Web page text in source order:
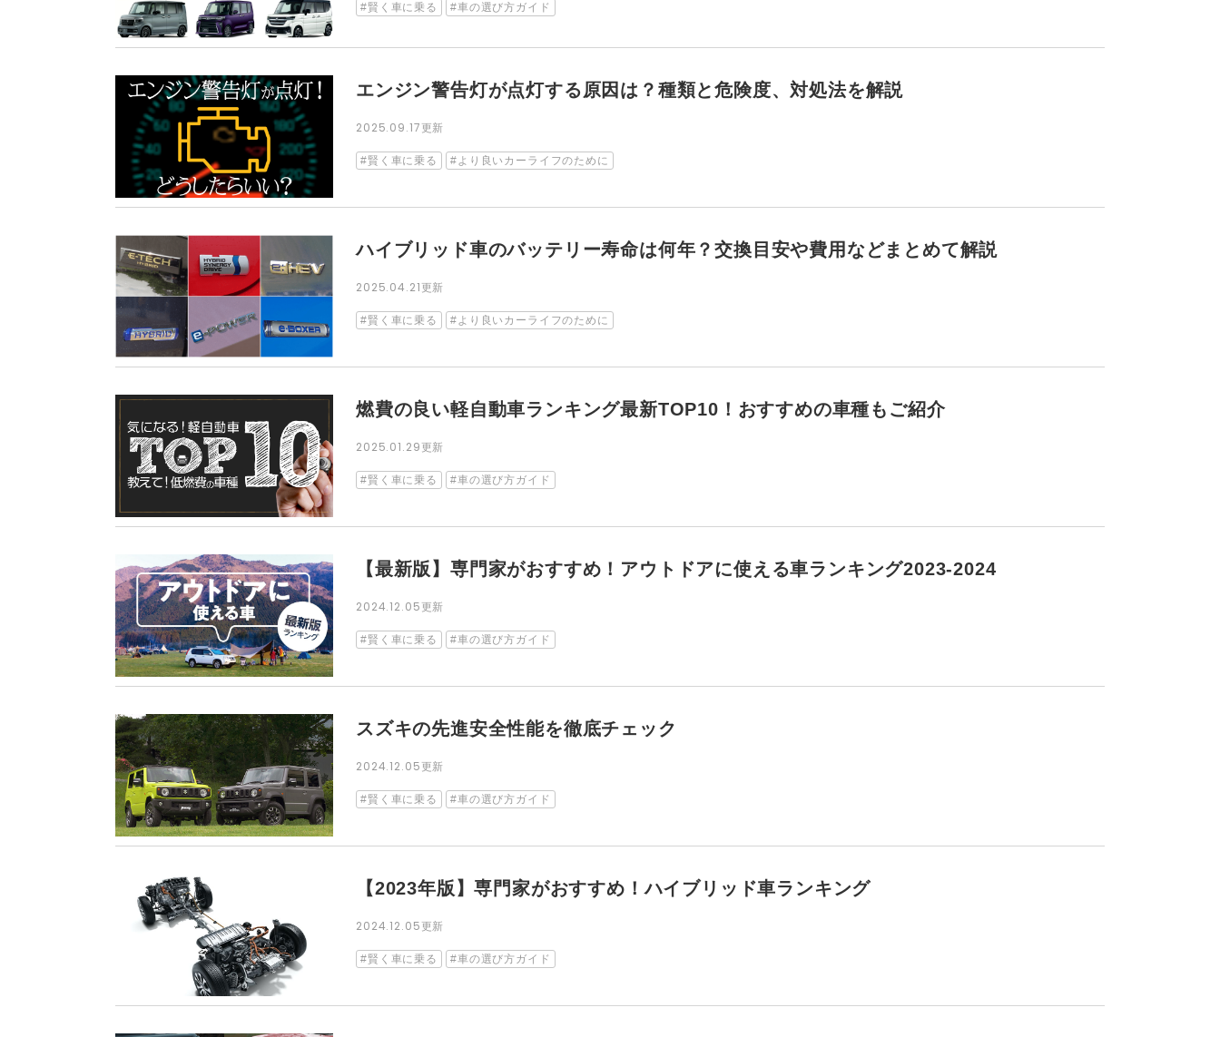
賢く車に乗る 車の選び方ガイド
エンジン警告灯が点灯する原因は？種類と危険度、対処法を解説
2025.09.17更新
賢く車に乗る より良いカーライフのために
ハイブリッド車のバッテリー寿命は何年？交換目安や費用などまとめて解説
2025.04.21更新
賢く車に乗る より良いカーライフのために
燃費の良い軽自動車ランキング最新TOP10！おすすめの車種もご紹介
2025.01.29更新
賢く車に乗る 車の選び方ガイド
【最新版】専門家がおすすめ！アウトドアに使える車ランキング2023-2024
2024.12.05更新
賢く車に乗る 車の選び方ガイド
スズキの先進安全性能を徹底チェック
2024.12.05更新
賢く車に乗る 車の選び方ガイド
【2023年版】専門家がおすすめ！ハイブリッド車ランキング
2024.12.05更新
賢く車に乗る 車の選び方ガイド